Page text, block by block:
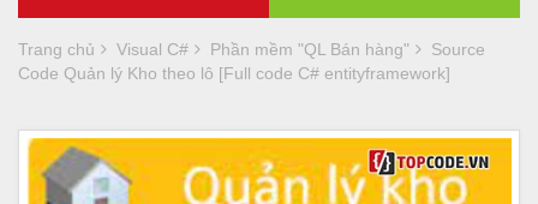
Trang chủ Visual C# Phần mềm "QL Bán hàng"
Source
Code Quản lý Kho theo lô [Full code C# entityframework]